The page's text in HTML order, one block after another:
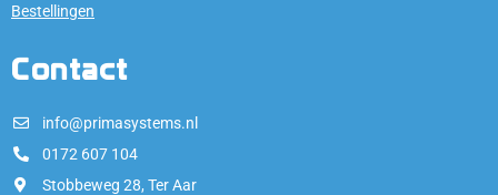
Bestellingen
Contact
info@primasystems.nl
0172 607 104
Stobbeweg 28, Ter Aar